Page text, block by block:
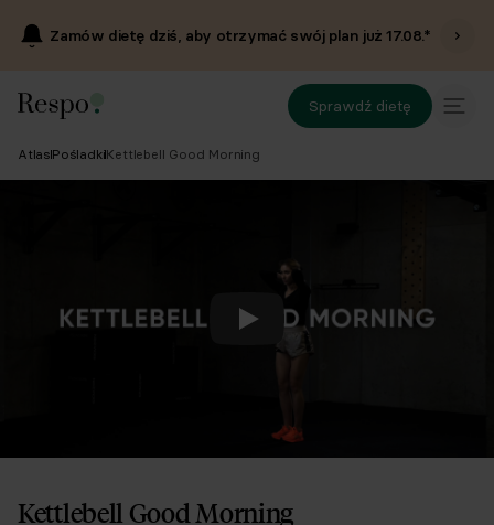
Zamów dietę dziś, aby otrzymać swój plan już17.08.*
Sprawdź dietę
Atlas PośladkiKettlebell Good Morning
Odtwórz
Kettlebell Good Morning